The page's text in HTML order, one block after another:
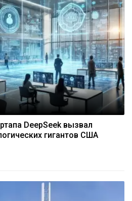
DeepSeek вызвал
гигантов США